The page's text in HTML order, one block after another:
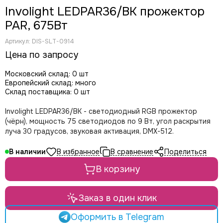
Involight LEDPAR36/BK прожектор
PAR, 675Вт
Артикул: DIS-SLT-0914
Цена по запросу
Московский склад: 0 шт
Европейский склад: много
Склад поставщика: 0 шт
Involight LEDPAR36/BK - светодиодный RGB прожектор
(чёрн), мощность 75 светодиодов по 9 Вт, угол раскрытия
луча 30 градусов, звуковая активация, DMX-512.
В наличии Поделиться
В корзину
Заказ в один клик
Оформить в Telegram